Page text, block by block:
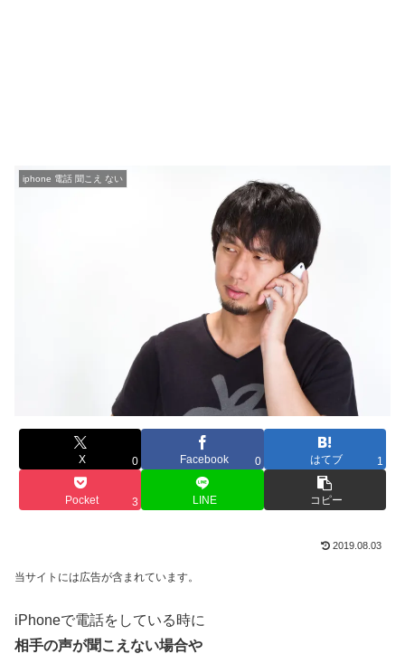
iphone 電話 聞こえ ない
X 0 Facebook 0 はてブ 1
Pocket 3 LINE コピー
2019.08.03
当サイトには広告が含まれています。
iPhoneで電話をしている時に
相手の声が聞こえない場合や